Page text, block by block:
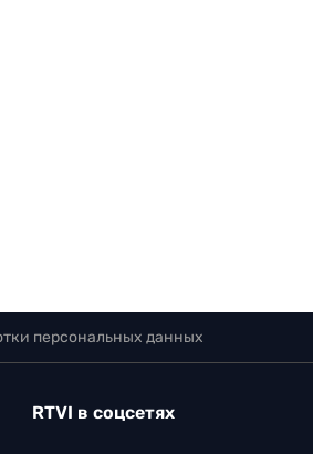
персональных данных
RTVI в соцсетях